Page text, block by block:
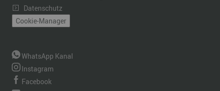
Datenschutz
Cookie-Manager
WhatsApp Kanal
Instagram
Facebook